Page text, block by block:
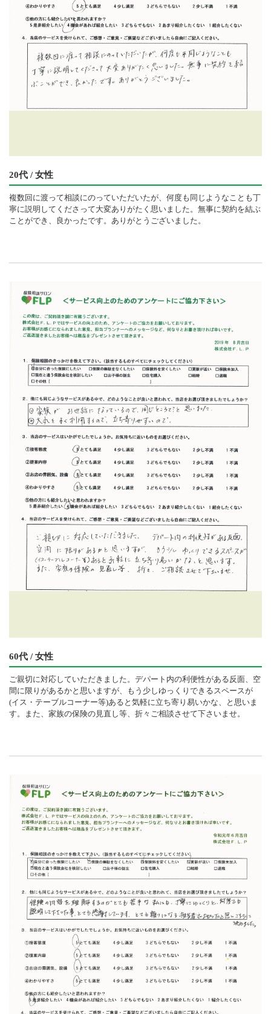
20代 / 女性
複数回に渡って相談にのっていただいたが、何度も同じようなことも丁
寧に説明してくださって大変ありがたく思いました。無事に契約を結ぶ
ことができ、良かったです。ありがとうございました。
60代 / 女性
ご親切に対応していただきました。デパート内の利便性がある反面、空
間に限りがあるかと思いますが、もう少しゆっくりできるスペースが
(イス・テーブルコーナー等)あると気軽に立ち寄り易いかな、と思いま
す。また、家族の保険の見直し等、折々ご相談させて下さいませ。